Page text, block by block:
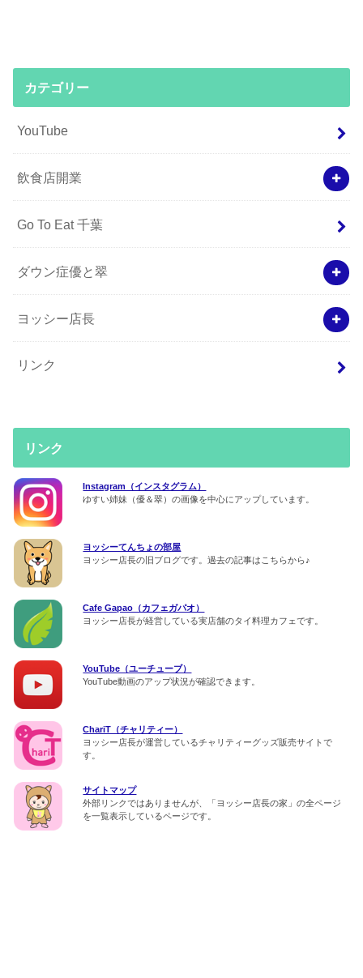
カテゴリー
YouTube
飲食店開業
Go To Eat 千葉
ダウン症優と翠
ヨッシー店長
リンク
リンク
Instagram（インスタグラム）
ゆすい姉妹（優＆翠）の画像を中心にアップしています。
ヨッシーてんちょの部屋
ヨッシー店長の旧ブログです。過去の記事はこちらから♪
Cafe Gapao（カフェガパオ）
ヨッシー店長が経営している実店舗のタイ料理カフェです。
YouTube（ユーチューブ）
YouTube動画のアップ状況が確認できます。
ChariT（チャリティー）
ヨッシー店長が運営しているチャリティーグッズ販売サイトで
す。
サイトマップ
外部リンクではありませんが、「ヨッシー店長の家」の全ページ
を一覧表示しているページです。